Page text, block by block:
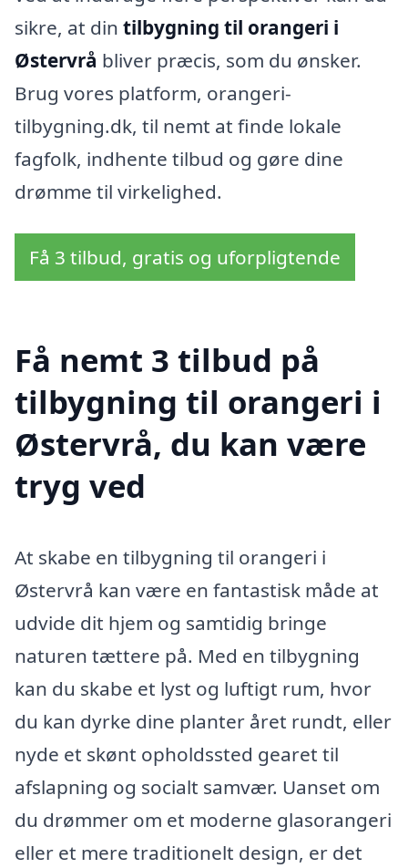
sikre, at din tilbygning til orangeri i
Østervrå bliver præcis, som du ønsker.
Brug vores platform, orangeri-
tilbygning.dk, til nemt at finde lokale
fagfolk, indhente tilbud og gøre dine
drømme til virkelighed.
Få 3 tilbud, gratis og uforpligtende
Få nemt 3 tilbud på
tilbygning til orangeri i
Østervrå, du kan være
tryg ved
At skabe en tilbygning til orangeri i
Østervrå kan være en fantastisk måde at
udvide dit hjem og samtidig bringe
naturen tættere på. Med en tilbygning
kan du skabe et lyst og luftigt rum, hvor
du kan dyrke dine planter året rundt, eller
nyde et skønt opholdssted gearet til
afslapning og socialt samvær. Uanset om
du drømmer om et moderne glasorangeri
eller et mere traditionelt design, er det